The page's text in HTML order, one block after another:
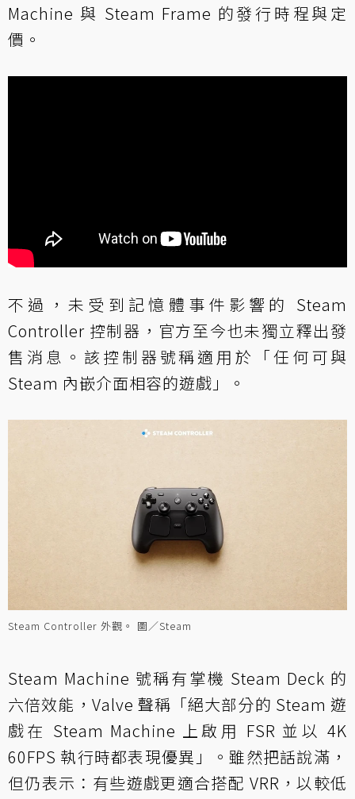
Machine 與 Steam Frame 的發行時程與定
價。
不過，未受到記憶體事件影響的 Steam
Controller 控制器，官方至今也未獨立釋出發
售消息。該控制器號稱適用於「任何可與
Steam 內嵌介面相容的遊戲」。
Steam Controller 外觀。 圖／Steam
Steam Machine 號稱有掌機 Steam Deck 的
六倍效能，Valve 聲稱「絕大部分的 Steam 遊
戲在 Steam Machine 上啟用 FSR 並以 4K
60FPS 執行時都表現優異」。雖然把話說滿，
但仍表示：有些遊戲更適合搭配 VRR，以較低